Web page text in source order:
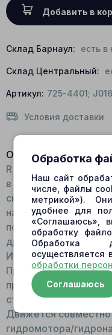
Добавить в
Склад Барнаул: есть в
Склад Центральный:
Артикул: 725-4401;
Условия доставки
Описание:
R - движение вправо
в форме плоской
сквозного отверстия
на валу. По краю
под распределение
дроссельные
Изготавливается
Принцип работы:
прижимается к плите
стороны
Движется
гидромотора/
Обработка
Наш сайт
числе, файлы
метрикой»).
удобнее для
«Соглашаюсь»,
обработку
Обработка
осуществляется
обработки
Соглашаюсь